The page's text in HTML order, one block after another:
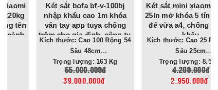
Két sắt bofa bf-v-100bj
nhập khẩu cao 1m khóa
vân tay app tuya chống
trộm cho gia đình, công ty,
tiệm vàng
Kích thước: Cao 100 Rộng 54
Sâu 48cm
Trọng lượng: 163 Kg
65.000.000đ
39.000.000đ
Két sắt mini xiaomi crmcr
25ln mở khóa 5 tính năng,
để vừa a4, chống lộ mật
Kích thước: Cao 25 Rộng 35
Sâu 25cm
Trọng lượng: 8.5 Kg
4.200.000đ
2.950.000đ